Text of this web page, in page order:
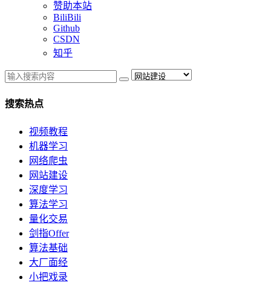
赞助本站
BiliBili
Github
CSDN
知乎
搜索热点
视频教程
机器学习
网络爬虫
网站建设
深度学习
算法学习
量化交易
剑指Offer
算法基础
大厂面经
小把戏录